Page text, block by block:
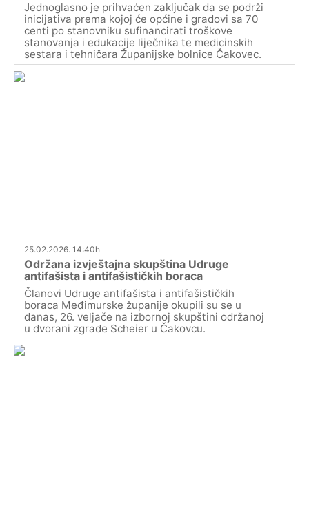
Jednoglasno je prihvaćen zaključak da se podrži
inicijativa prema kojoj će općine i gradovi sa 70
centi po stanovniku sufinancirati troškove
stanovanja i edukacije liječnika te medicinskih
sestara i tehničara Županijske bolnice Čakovec.
25.02.2026. 14:40h
Održana izvještajna skupština Udruge
antifašista i antifašističkih boraca
Članovi Udruge antifašista i antifašističkih
boraca Međimurske županije okupili su se u
danas, 26. veljače na izbornoj skupštini održanoj
u dvorani zgrade Scheier u Čakovcu.